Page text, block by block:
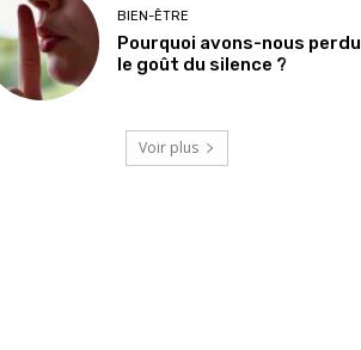
BIEN-ÊTRE
Pourquoi avons-nous perdu
le goût du silence ?
Voir plus